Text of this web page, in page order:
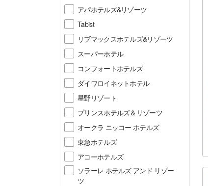
アパホテルズ&リゾーツ
Tabist
リブマックスホテルズ&リゾーツ
スーパーホテル
コンフォートホテルズ
ダイワロイネットホテル
星野リゾート
プリンスホテルズ＆リゾーツ
オークラ ニッコー ホテルズ
東急ホテルズ
アコーホテルズ
ソラーレ ホテルズ アンド リゾー
ツ